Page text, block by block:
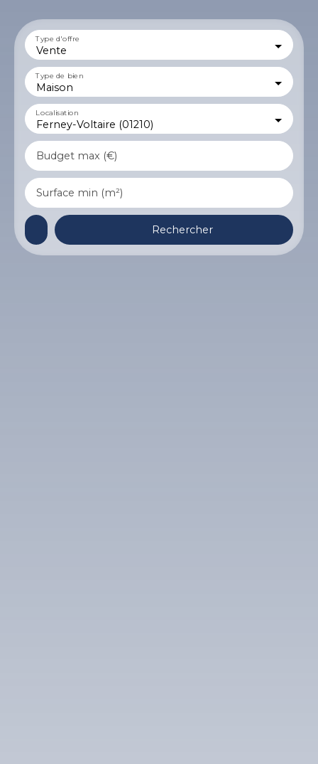
Vente
Type d'offre
Maison
Type de bien
Ferney-Voltaire (01210)
Localisation
Budget max (€)
Surface min (m²)
Rechercher